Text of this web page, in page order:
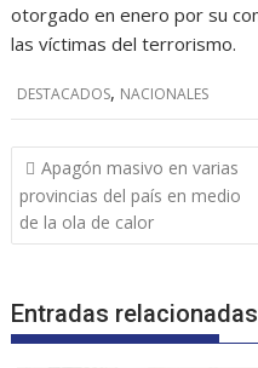
otorgado en enero por su
las víctimas del terrorismo.
DESTACADOS, NACIONALES
Navegación
de
entradas
Apagón masivo en varias
provincias del país en medio
de la ola de calor
Entradas relacionadas